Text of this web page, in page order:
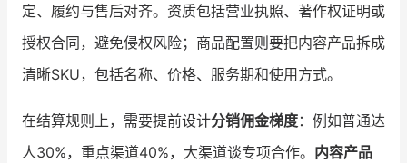
定、履约与售后对齐。资质包括营业执照、著作权证明或
授权合同，避免侵权风险；商品配置则要把内容产品拆成
清晰SKU，包括名称、价格、服务期和使用方式。
在结算规则上，需要提前设计分销佣金梯度：例如普通达
人30%，重点渠道40%，大渠道谈专项合作。 内容产品